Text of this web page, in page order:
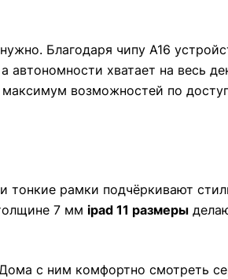
Благодаря чипу A16
автономности хватает на весь
возможностей по
тонкие рамки подчёркивают
7 мм ipad 11 размеры
с ним комфортно смотреть